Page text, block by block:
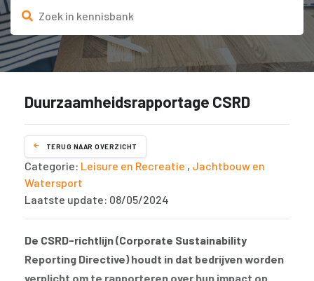
Duurzaamheidsrapportage CSRD
TERUG NAAR OVERZICHT
Categorie: Leisure en Recreatie , Jachtbouw en
Watersport
Laatste update: 08/05/2024
De CSRD-richtlijn (Corporate Sustainability
Reporting Directive) houdt in dat bedrijven worden
verplicht om te rapporteren over hun impact op